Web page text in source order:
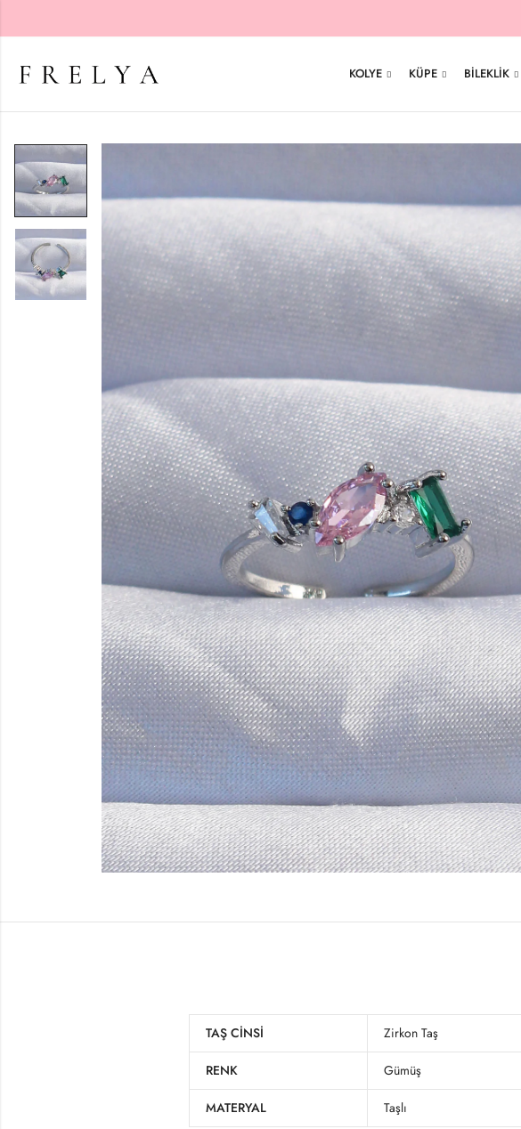
KOLYE KÜPE BILEKLIK
TAŞ CINSI Zirkon Taş
RENK Gümüş
MATERYAL Taşlı